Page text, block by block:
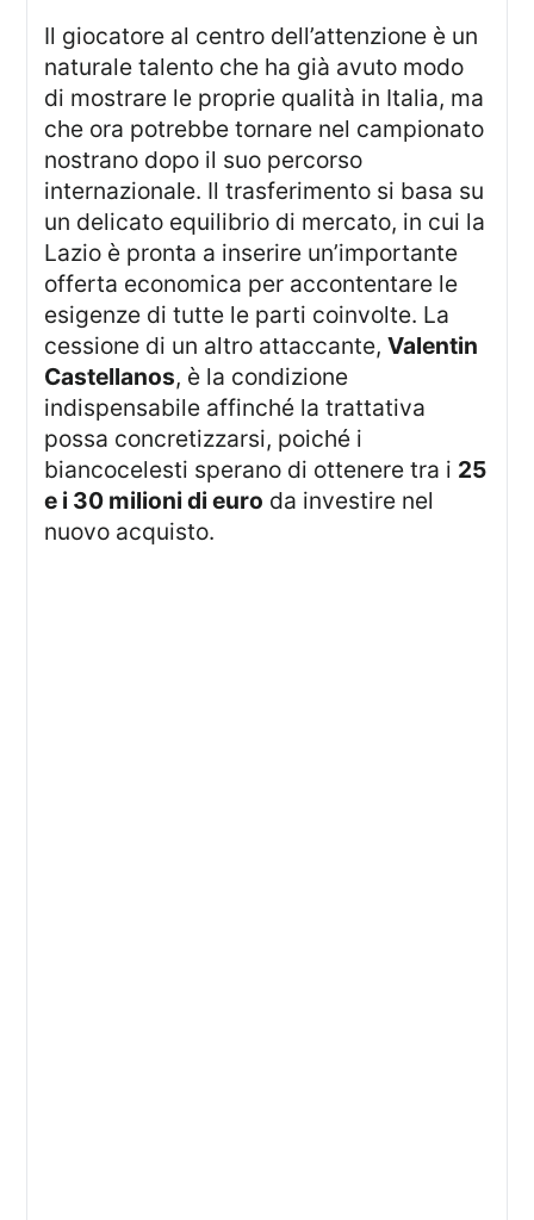
Il giocatore al centro dell’attenzione è un
naturale talento che ha già avuto modo
di mostrare le proprie qualità in Italia, ma
che ora potrebbe tornare nel campionato
nostrano dopo il suo percorso
internazionale. Il trasferimento si basa su
un delicato equilibrio di mercato, in cui la
Lazio è pronta a inserire un’importante
offerta economica per accontentare le
esigenze di tutte le parti coinvolte. La
cessione di un altro attaccante,Valentin
Castellanos, è la condizione
indispensabile affinché la trattativa
possa concretizzarsi, poiché i
biancocelesti sperano di ottenere tra i 25
e i 30 milioni di euro da investire nel
nuovo acquisto.